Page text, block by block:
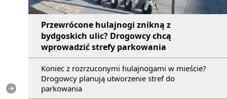
Przewrócone hulajnogi znikną z
bydgoskich ulic? Drogowcy chcą
wprowadzić strefy parkowania
Koniec z rozrzuconymi hulajnogami w mieście?
Drogowcy planują utworzenie stref do
parkowania